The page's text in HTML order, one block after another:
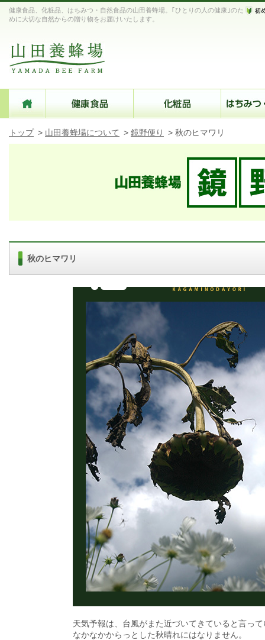
健康食品、化粧品、はちみつ・自然食品の山田養蜂場。｢ひとりの人の健康｣のた
めに大切な自然からの贈り物をお届けいたします。
トップ > 山田養蜂場について > 鏡野便り > 秋のヒマワリ
秋のヒマワリ
天気予報は、台風がまた近づいてきていると言っ
なかなかからっとした秋晴れにはなりません。